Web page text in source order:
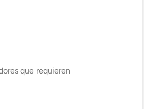
que requieren